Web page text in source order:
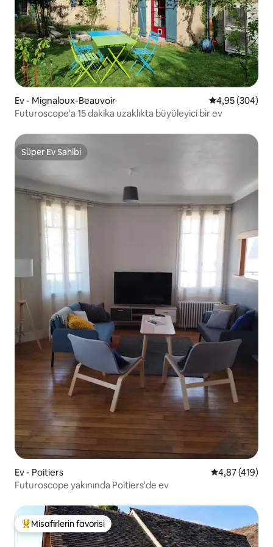
Ev - Mignaloux-Beauvoir 5 üzerinden
4,95 (304)
Futuroscope'a 15 dakika uzaklıkta büyüleyici bir ev
Süper Ev Sahibi
Süper Ev Sahibi
Ev - Poitiers 5 üzerinden
4,87 (419)
Futuroscope yakınında Poitiers'de ev
Misafirlerin favorilerinden en beğenilenler arasında
Misafirlerin favorisi